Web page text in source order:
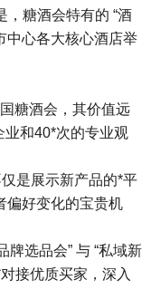
糖酒会特有的 “酒
中心各大核心酒店举
糖酒会，其价值远
业和40*次的专业观
是展示新产品的*平
偏好变化的宝贵机
牌选品会” 与 “私域新
接优质买家，深入